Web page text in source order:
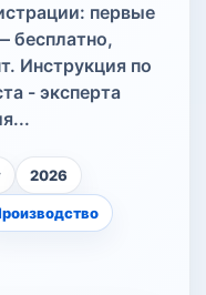
первые
бесплатно,
Инструкция по
- эксперта
2026